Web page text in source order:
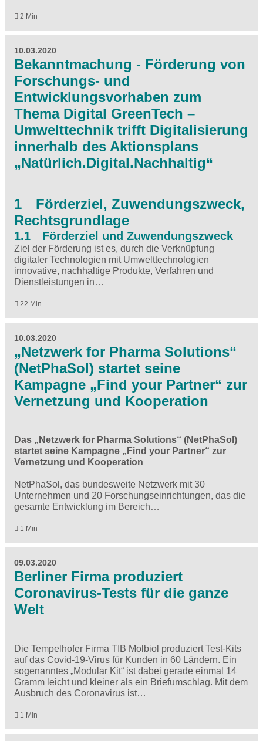
2 Min
10.03.2020
Bekanntmachung - Förderung von
Forschungs- und
Entwicklungsvorhaben zum
Thema Digital GreenTech –
Umwelttechnik trifft Digitalisierung
innerhalb des Aktionsplans
„Natürlich.Digital.Nachhaltig“
1 Förderziel, Zuwendungszweck,
Rechtsgrundlage
1.1 Förderziel und Zuwendungszweck
Ziel der Förderung ist es, durch die Verknüpfung
digitaler Technologien mit Umwelttechnologien
innovative, nachhaltige Produkte, Verfahren und
Dienstleistungen in…
22 Min
10.03.2020
„Netzwerk for Pharma Solutions“
(NetPhaSol) startet seine
Kampagne „Find your Partner“ zur
Vernetzung und Kooperation
Das „Netzwerk for Pharma Solutions“ (NetPhaSol)
startet seine Kampagne „Find your Partner“ zur
Vernetzung und Kooperation
NetPhaSol, das bundesweite Netzwerk mit 30
Unternehmen und 20 Forschungseinrichtungen, das die
gesamte Entwicklung im Bereich…
1 Min
09.03.2020
Berliner Firma produziert
Coronavirus-Tests für die ganze
Welt
Die Tempelhofer Firma TIB Molbiol produziert Test-Kits
auf das Covid-19-Virus für Kunden in 60 Ländern. Ein
sogenanntes „Modular Kit“ ist dabei gerade einmal 14
Gramm leicht und kleiner als ein Briefumschlag. Mit dem
Ausbruch des Coronavirus ist…
1 Min